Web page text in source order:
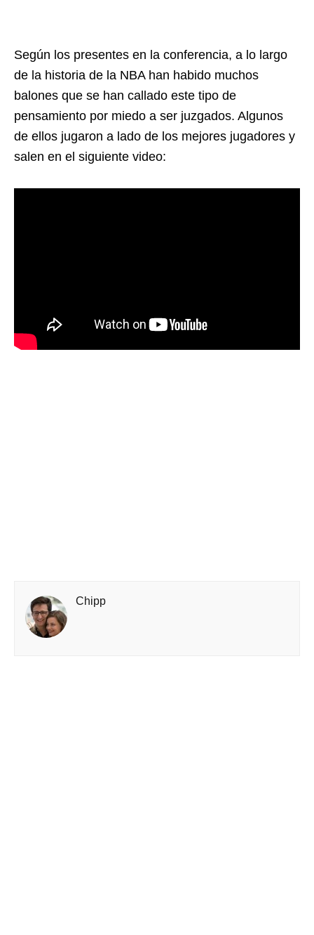
Según los presentes en la conferencia, a lo largo
de la historia de la NBA han habido muchos
balones que se han callado este tipo de
pensamiento por miedo a ser juzgados. Algunos
de ellos jugaron a lado de los mejores jugadores y
salen en el siguiente video:
Chipp